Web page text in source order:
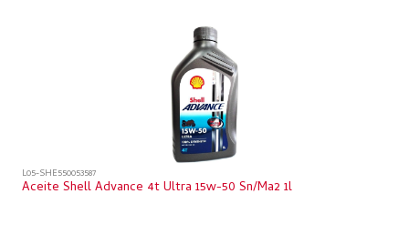
L05-SHE550053587
Aceite Shell Advance 4t Ultra 15w-50 Sn/ma2 1l